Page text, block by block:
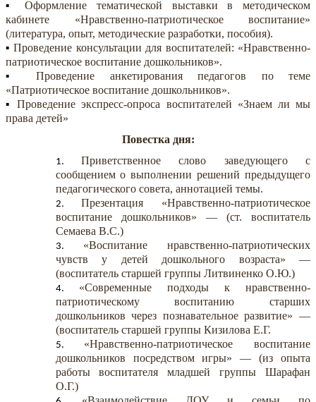
Оформление тематической выставки в методическом
кабинете «Нравственно-патриотическое воспитание»
(литература, опыт, методические разработки, пособия).
Проведение консультации для воспитателей: «Нравственно-
патриотическое воспитание дошкольников».
Проведение анкетирования педагогов по теме
«Патриотическое воспитание дошкольников».
Проведение экспресс-опроса воспитателей «Знаем ли мы
права детей»
Повестка дня:
Приветственное слово заведующего с
сообщением о выполнении решений предыдущего
педагогического совета, аннотацией темы.
Презентация «Нравственно-патриотическое
воспитание дошкольников» — (ст. воспитатель
Семаева В.С.)
«Воспитание нравственно-патриотических
чувств у детей дошкольного возраста» —
(воспитатель старшей группы Литвиненко О.Ю.)
«Современные подходы к нравственно-
патриотическому воспитанию старших
дошкольников через познавательное развитие» —
(воспитатель старшей группы Кизилова Е.Г.
«Нравственно-патриотическое воспитание
дошкольников посредством игры» — (из опыта
работы воспитателя младшей группы Шарафан
О.Г.)